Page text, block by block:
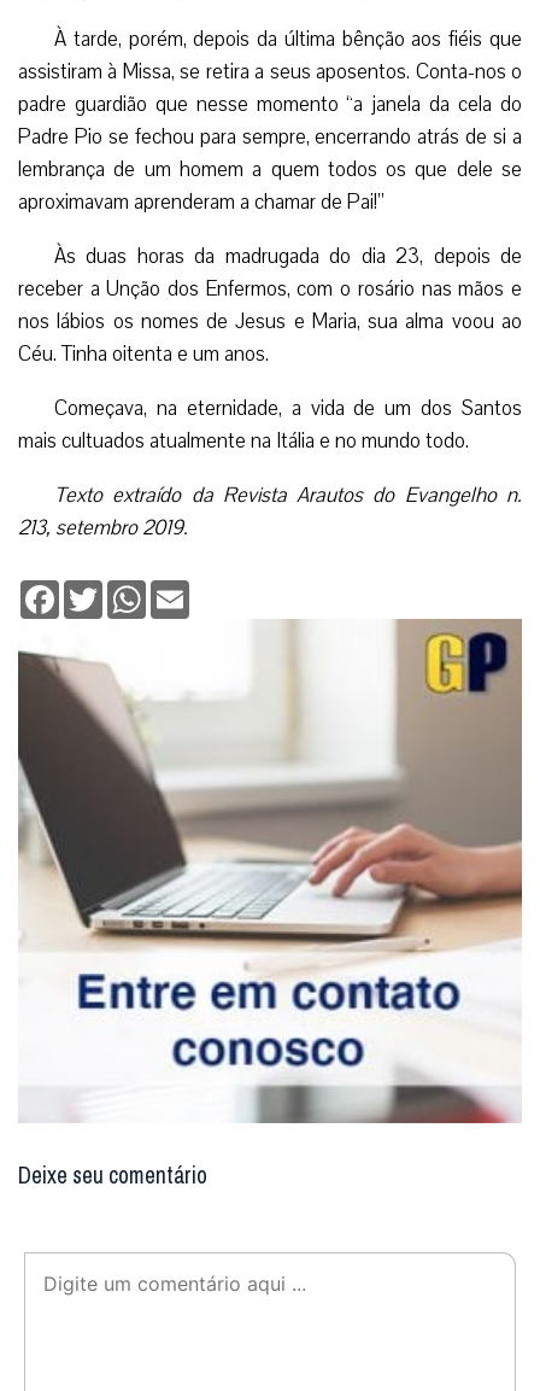
À tarde, porém, depois da última bênção aos fiéis que
assistiram à Missa, se retira a seus aposentos. Conta-nos o
padre guardião que nesse momento “a janela da cela do
Padre Pio se fechou para sempre, encerrando atrás de si a
lembrança de um homem a quem todos os que dele se
aproximavam aprenderam a chamar de Pai!”
Às duas horas da madrugada do dia 23, depois de
receber a Unção dos Enfermos, com o rosário nas mãos e
nos lábios os nomes de Jesus e Maria, sua alma voou ao
Céu. Tinha oitenta e um anos.
Começava, na eternidade, a vida de um dos Santos
mais cultuados atualmente na Itália e no mundo todo.
Texto extraído da Revista Arautos do Evangelho n.
213, setembro 2019.
Facebook
TwitterWhatsApp
Deixe seu comentário